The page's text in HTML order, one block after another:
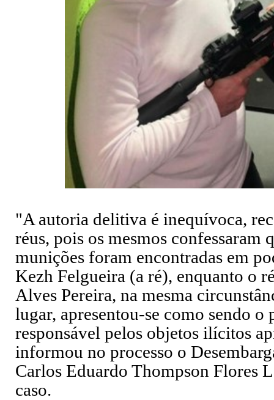
"A autoria delitiva é inequívoca,
réus, pois os mesmos confessaram
munições foram encontradas em
Kezh Felgueira (a ré), enquanto o
Alves Pereira, na mesma
lugar, apresentou-se como sendo o
responsável pelos objetos ilícitos
informou no processo o
Carlos Eduardo Thompson Flores
caso.